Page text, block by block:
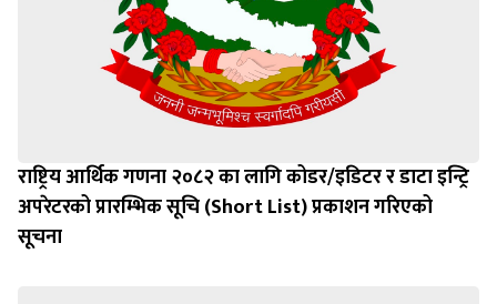
राष्ट्रिय आर्थिक गणना २०८२ का लागि कोडर/इडिटर र डाटा इन्ट्रि
अपरेटरको प्रारम्भिक सूचि (Short List) प्रकाशन गरिएको
सूचना